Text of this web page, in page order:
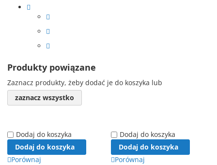
Produkty powiązane
Zaznacz produkty, żeby dodać je do koszyka lub
zaznacz wszystko
Dodaj do koszyka
Dodaj do koszyka
Porównaj
Dodaj do koszyka
Dodaj do koszyka
Porównaj